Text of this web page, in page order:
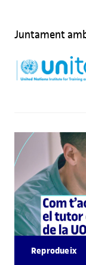
Juntament
Reprodueix